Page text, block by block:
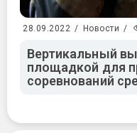
28.09.2022 / Новости /
Вертикальный
площадкой для
соревнований